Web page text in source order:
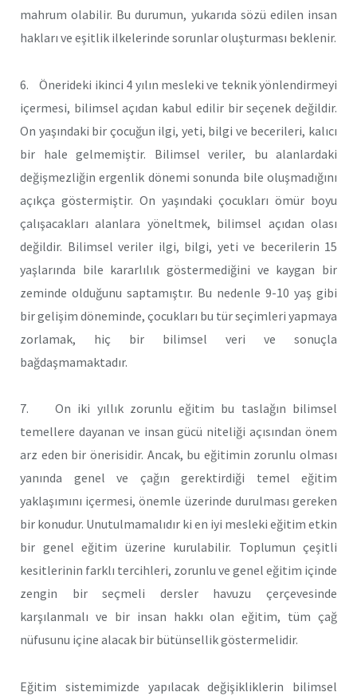
mahrum olabilir. Bu durumun, yukarıda sözü edilen insan
hakları ve eşitlik ilkelerinde sorunlar oluşturması beklenir.
6. Önerideki ikinci 4 yılın mesleki ve teknik yönlendirmeyi
içermesi, bilimsel açıdan kabul edilir bir seçenek değildir.
On yaşındaki bir çocuğun ilgi, yeti, bilgi ve becerileri, kalıcı
bir hale gelmemiştir. Bilimsel veriler, bu alanlardaki
değişmezliğin ergenlik dönemi sonunda bile oluşmadığını
açıkça göstermiştir. On yaşındaki çocukları ömür boyu
çalışacakları alanlara yöneltmek, bilimsel açıdan olası
değildir. Bilimsel veriler ilgi, bilgi, yeti ve becerilerin 15
yaşlarında bile kararlılık göstermediğini ve kaygan bir
zeminde olduğunu saptamıştır. Bu nedenle 9-10 yaş gibi
bir gelişim döneminde, çocukları bu tür seçimleri yapmaya
zorlamak, hiç bir bilimsel veri ve sonuçla
bağdaşmamaktadır.
7. On iki yıllık zorunlu eğitim bu taslağın bilimsel
temellere dayanan ve insan gücü niteliği açısından önem
arz eden bir önerisidir. Ancak, bu eğitimin zorunlu olması
yanında genel ve çağın gerektirdiği temel eğitim
yaklaşımını içermesi, önemle üzerinde durulması gereken
bir konudur. Unutulmamalıdır ki en iyi mesleki eğitim etkin
bir genel eğitim üzerine kurulabilir. Toplumun çeşitli
kesitlerinin farklı tercihleri, zorunlu ve genel eğitim içinde
zengin bir seçmeli dersler havuzu çerçevesinde
karşılanmalı ve bir insan hakkı olan eğitim, tüm çağ
nüfusunu içine alacak bir bütünsellik göstermelidir.
Eğitim sistemimizde yapılacak değişikliklerin bilimsel